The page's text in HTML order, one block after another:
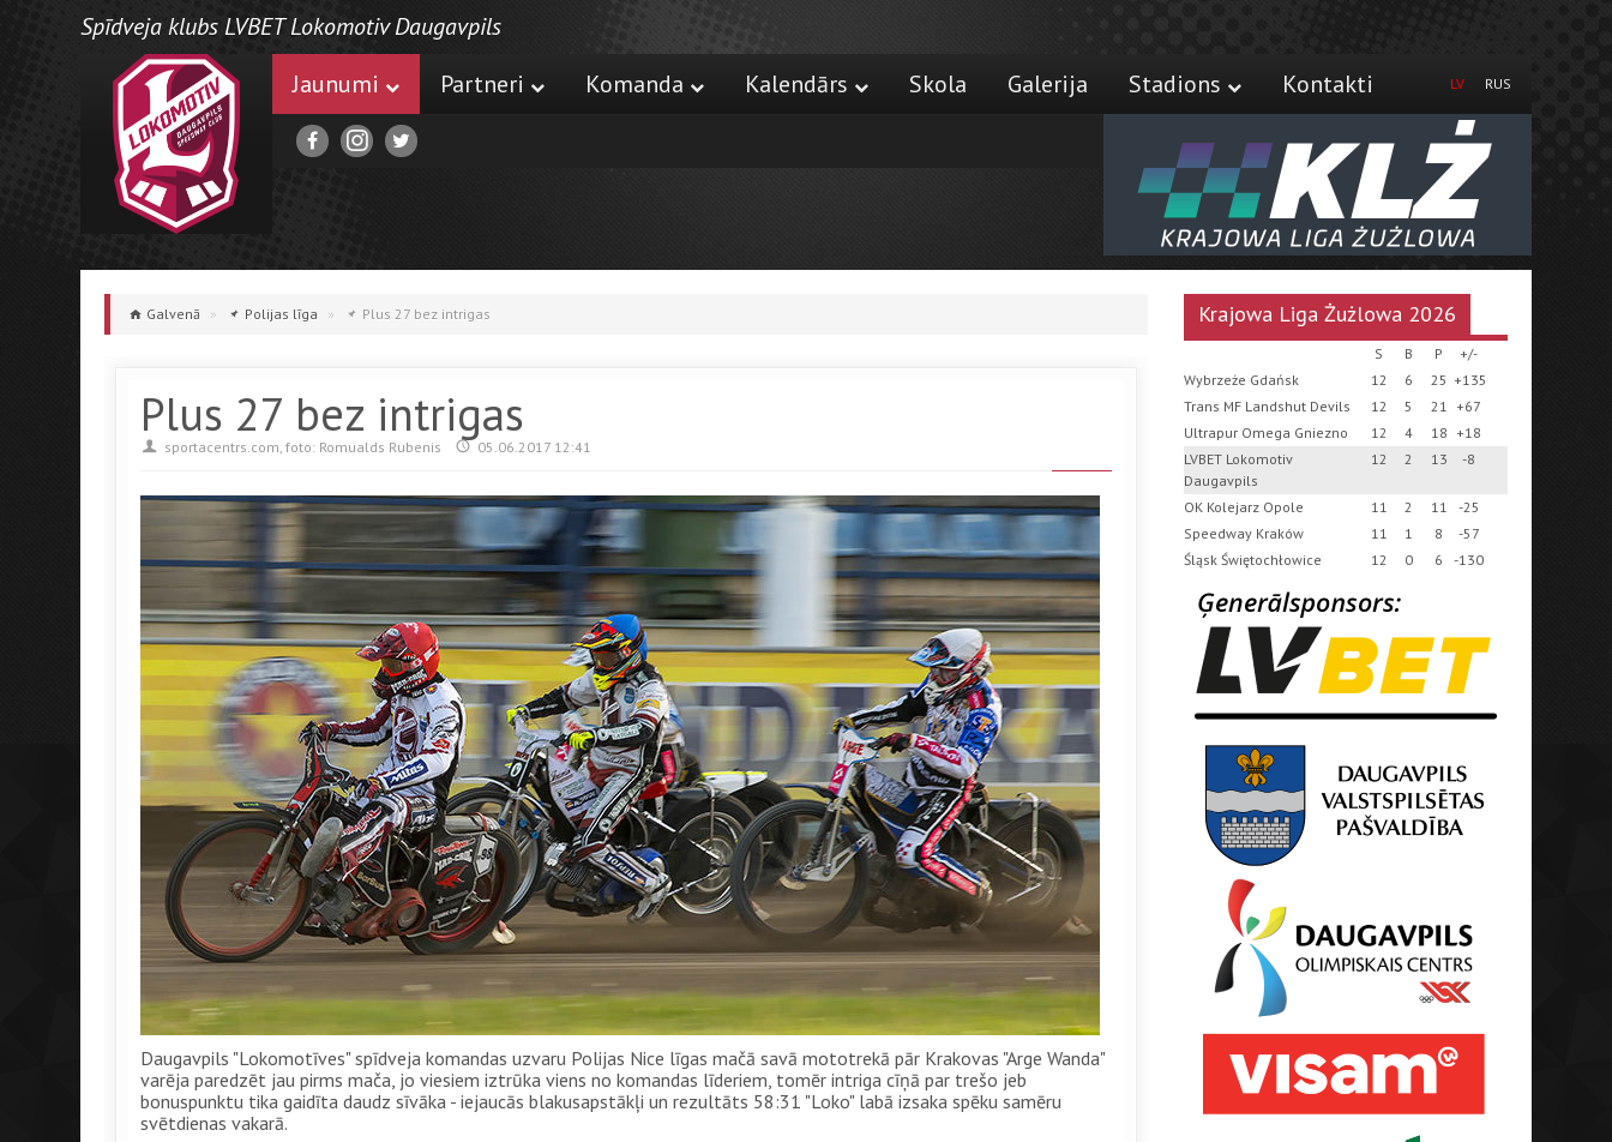
Spīdveja klubs LVBET Lokomotiv Daugavpils
Jaunumi
Partneri Komanda Kalendārs Skola Galerija Stadions Kontakti RUS
LV
Galvenā » Polijas līga » Plus 27 bez intrigas
Plus 27 bez intrigas
sportacentrs.com, foto: Romualds Rubenis 05.06.2017 12:41
Daugavpils "Lokomotīves" spīdveja komandas uzvaru Polijas Nice līgas mačā savā mototrekā pār Krakovas "Arge Wanda"
varēja paredzēt jau pirms mača, jo viesiem iztrūka viens no komandas līderiem, tomēr intriga cīņā par trešo jeb
bonuspunktu tika gaidīta daudz sīvāka - iejaucās blakusapstākļi un rezultāts 58:31 "Loko" labā izsaka spēku samēru
svētdienas vakarā.
Krajowa Liga Żużlowa 2026
S B P
+/-
Wybrzeże Gdańsk
12 6 25 +135
Trans MF Landshut Devils
12 5 21 +67
Ultrapur Omega Gniezno
12 4 18 +18
LVBET Lokomotiv
Daugavpils
12 2 13 -8
OK Kolejarz Opole 11 2 11
-25
Speedway Kraków
11 1 8
-57
Śląsk Świętochłowice
12 0 6 -130